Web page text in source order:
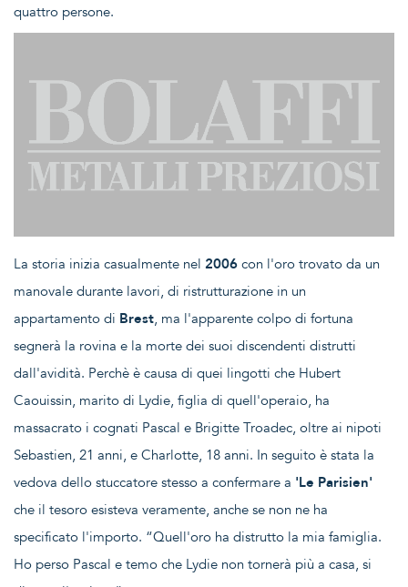
quattro persone.
La storia inizia casualmente nel 2006 con l'oro trovato da un
manovale durante lavori, di ristrutturazione in un
appartamento di Brest, ma l'apparente colpo di fortuna
segnerà la rovina e la morte dei suoi discendenti distrutti
dall'avidità. Perchè è causa di quei lingotti che Hubert
Caouissin, marito di Lydie, figlia di quell'operaio, ha
massacrato i cognati Pascal e Brigitte Troadec, oltre ai nipoti
Sebastien, 21 anni, e Charlotte, 18 anni. In seguito è stata la
vedova dello stuccatore stesso a confermare a 'Le Parisien'
che il tesoro esisteva veramente, anche se non ne ha
specificato l'importo. “Quell'oro ha distrutto la mia famiglia.
Ho perso Pascal e temo che Lydie non tornerà più a casa, si